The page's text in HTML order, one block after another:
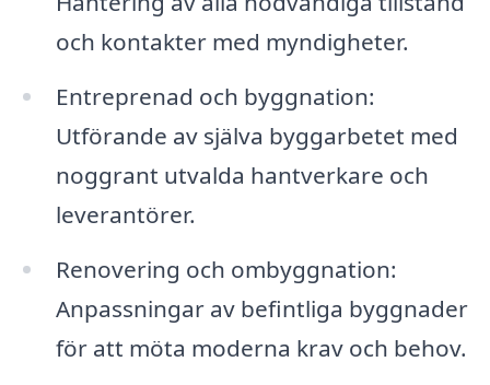
och kontakter med myndigheter.
Entreprenad och byggnation:
Utförande av själva byggarbetet med
noggrant utvalda hantverkare och
leverantörer.
Renovering och ombyggnation:
Anpassningar av befintliga byggnader
för att möta moderna krav och behov.